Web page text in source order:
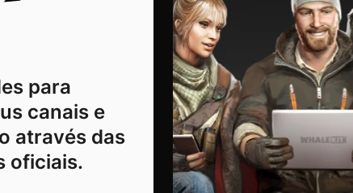
para
canais e
através das
oficiais.